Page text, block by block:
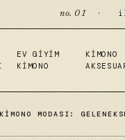
no. 01 ·
EV GIYIM
KIMONO
KIMONO
KIMONO MODASI: